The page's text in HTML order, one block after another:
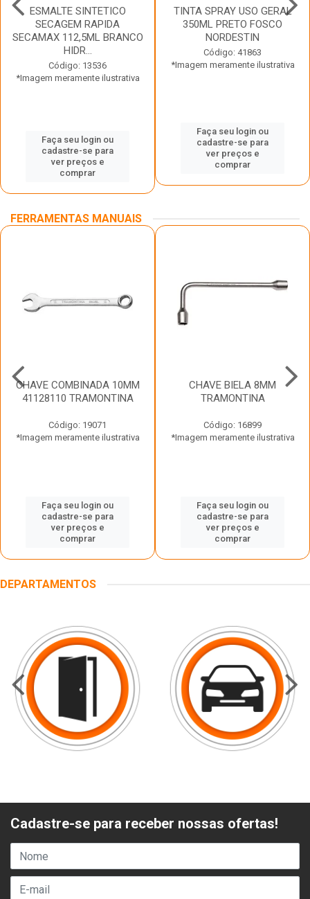
ESMALTE SINTETICO
SECAGEM RAPIDA
SECAMAX 112,5ML BRANCO
HIDR...
Código: 13536
*Imagem meramente ilustrativa
Faça seu login ou
cadastre-se para
ver preços e
comprar
TINTA SPRAY USO GERAL
350ML PRETO FOSCO
NORDESTIN
Código: 41863
*Imagem meramente ilustrativa
Faça seu login ou
cadastre-se para
ver preços e
comprar
FERRAMENTAS MANUAIS
CHAVE COMBINADA 10MM
41128110 TRAMONTINA
Código: 19071
*Imagem meramente ilustrativa
Faça seu login ou
cadastre-se para
ver preços e
comprar
CHAVE BIELA 8MM
TRAMONTINA
Código: 16899
*Imagem meramente ilustrativa
Faça seu login ou
cadastre-se para
ver preços e
comprar
DEPARTAMENTOS
Cadastre-se para receber nossas ofertas!